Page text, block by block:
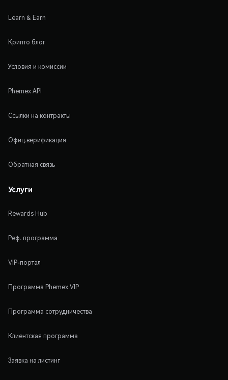
Learn & Earn
Крипто блог
Условия и комиссии
Phemex API
Ссылки на контракты
Офиц.верификация
Обратная связь
Услуги
Rewards Hub
Реф. программа
VIP-портал
Программа Phemex VIP
Программа сотрудничества
Клиентская программа
Заявка на листинг